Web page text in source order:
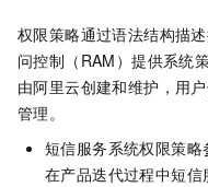
权限策略通过语法结构描
问控制（RAM）提供系统
由阿里云创建和维护，用
管理。
短信服务系统权限策略
在产品迭代过程中短